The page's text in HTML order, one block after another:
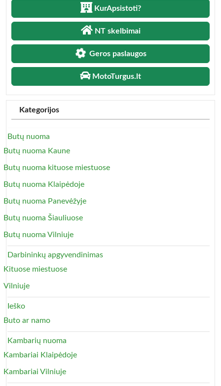
KurApsistoti?
NT skelbimai
Geros paslaugos
MotoTurgus.lt
Kategorijos
Butų nuoma
Butų nuoma Kaune
Butų nuoma kituose miestuose
Butų nuoma Klaipėdoje
Butų nuoma Panevėžyje
Butų nuoma Šiauliuose
Butų nuoma Vilniuje
Darbininkų apgyvendinimas
Kituose miestuose
Vilniuje
Ieško
Buto ar namo
Kambarių nuoma
Kambariai Klaipėdoje
Kambariai Vilniuje